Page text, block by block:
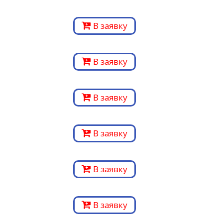
В заявку
В заявку
В заявку
В заявку
В заявку
В заявку